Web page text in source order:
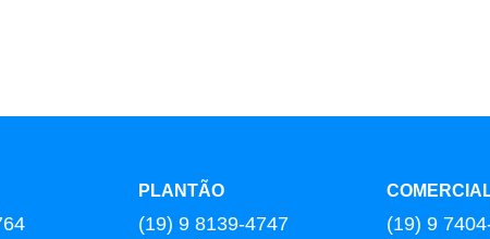
PLANTÃO
(19) 9 8139-4747
(19) 9